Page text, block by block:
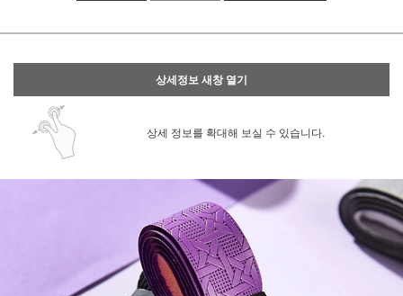
상세정보 새창 열기
상세 정보를 확대해 보실 수 있습니다.